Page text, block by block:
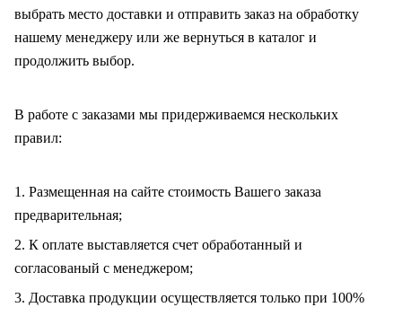
выбрать место доставки и отправить заказ на обработку
нашему менеджеру или же вернуться в каталог и
продолжить выбор.
В работе с заказами мы придерживаемся нескольких
правил:
1. Размещенная на сайте стоимость Вашего заказа
предварительная;
2. К оплате выставляется счет обработанный и
согласованый с менеджером;
3. Доставка продукции осуществляется только при 100%